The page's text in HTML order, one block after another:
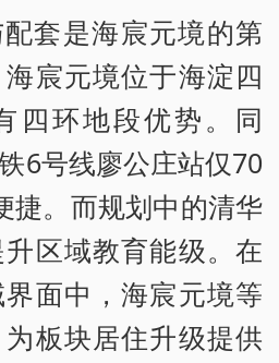
套是海宸元境的第
宸元境位于海淀四
四环地段优势。同
6号线廖公庄站仅70
捷。而规划中的清华
区域教育能级。在
面中，海宸元境等
板块居住升级提供